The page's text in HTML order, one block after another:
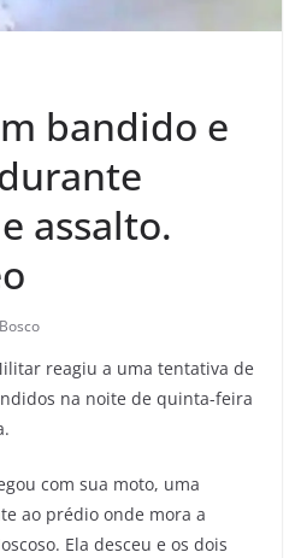
bandido e
assalto.
reagiu a uma tentativa de
na noite de quinta-feira
com sua moto, uma
ao prédio onde mora a
Ela desceu e os dois